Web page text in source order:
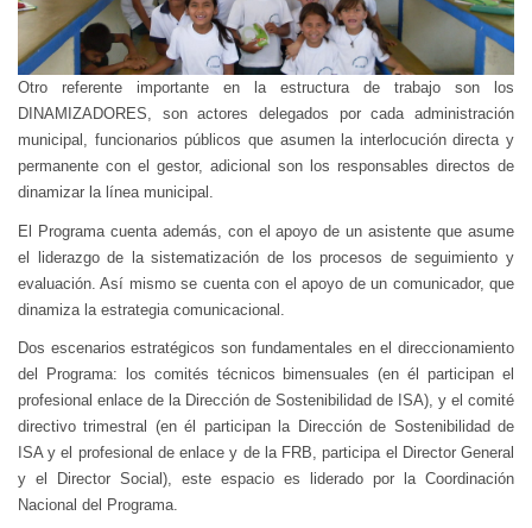
Otro referente importante en la estructura de trabajo son los
DINAMIZADORES, son actores delegados por cada administración
municipal, funcionarios públicos que asumen la interlocución directa y
permanente con el gestor, adicional son los responsables directos de
dinamizar la línea municipal.
El Programa cuenta además, con el apoyo de un asistente que asume
el liderazgo de la sistematización de los procesos de seguimiento y
evaluación. Así mismo se cuenta con el apoyo de un comunicador, que
dinamiza la estrategia comunicacional.
Dos escenarios estratégicos son fundamentales en el direccionamiento
del Programa: los comités técnicos bimensuales (en él participan el
profesional enlace de la Dirección de Sostenibilidad de ISA), y el comité
directivo trimestral (en él participan la Dirección de Sostenibilidad de
ISA y el profesional de enlace y de la FRB, participa el Director General
y el Director Social), este espacio es liderado por la Coordinación
Nacional del Programa.